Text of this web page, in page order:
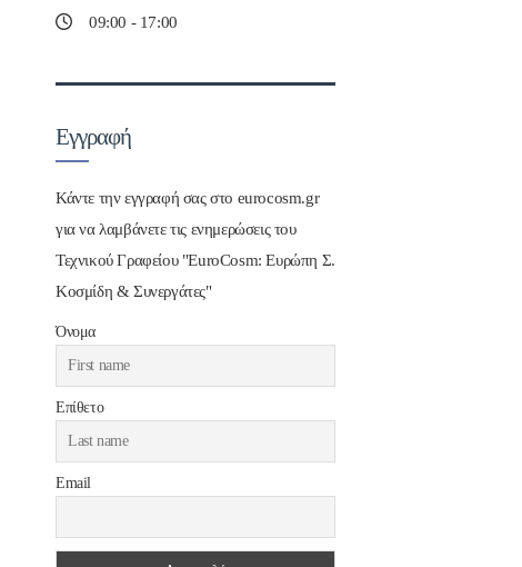
09:00 - 17:00
Εγγραφή
Κάντε την εγγραφή σας στο eurocosm.gr
για να λαμβάνετε τις ενημερώσεις του
Τεχνικού Γραφείου "EuroCosm: Ευρώπη Σ.
Κοσμίδη & Συνεργάτες"
Όνομα
Επίθετο
Email